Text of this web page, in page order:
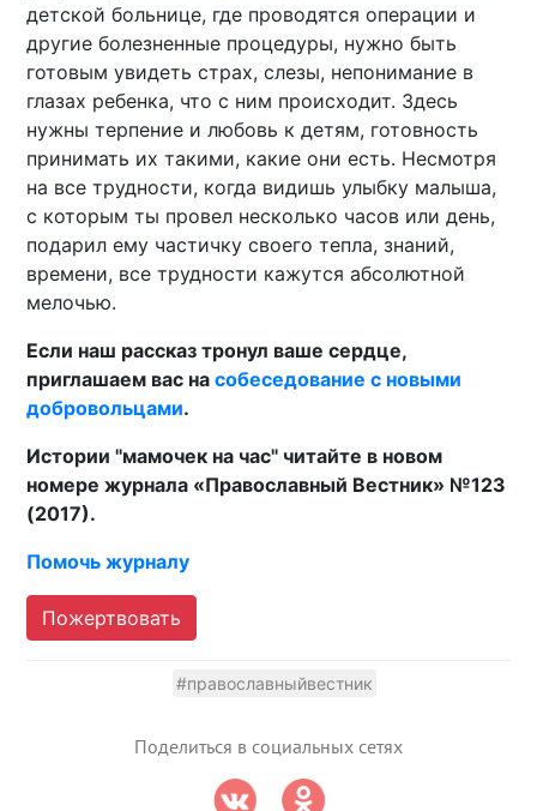
детской больнице, где проводятся операции и
другие болезненные процедуры, нужно быть
готовым увидеть страх, слезы, непонимание в
глазах ребенка, что с ним происходит. Здесь
нужны терпение и любовь к детям, готовность
принимать их такими, какие они есть. Несмотря
на все трудности, когда видишь улыбку малыша,
с которым ты провел несколько часов или день,
подарил ему частичку своего тепла, знаний,
времени, все трудности кажутся абсолютной
мелочью.
Если наш рассказ тронул ваше сердце,
приглашаем вас насобеседование с новыми
добровольцами.
Истории "мамочек на час" читайте в новом
номере журнала «Православный Вестник» №123
(2017).
Помочь журналу
Пожертвовать
#православныйвестник
Поделиться в социальных сетях